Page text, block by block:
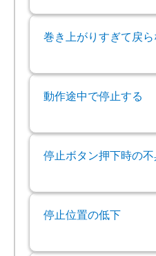
巻き上がりすぎて戻ら
動作途中で停止する
停止ボタン押下時の不
停止位置の低下